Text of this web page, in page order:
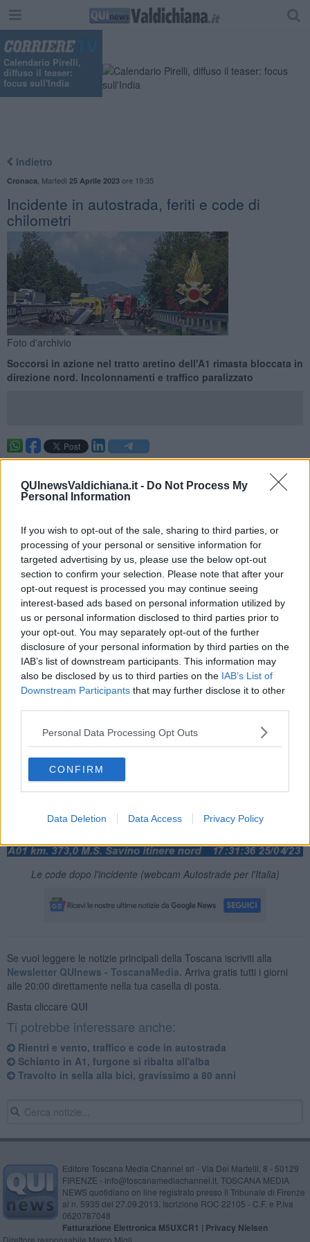
QUInewsValdichiana.it - Do Not Process My
Personal Information
If you wish to opt-out of the sale, sharing to third parties, or
processing of your personal or sensitive information for
targeted advertising by us, please use the below opt-out
section to confirm your selection. Please note that after your
opt-out request is processed you may continue seeing
interest-based ads based on personal information utilized by
us or personal information disclosed to third parties prior to
your opt-out. You may separately opt-out of the further
disclosure of your personal information by third parties on the
IAB’s list of downstream participants. This information may
also be disclosed by us to third parties on the IAB’s List of
Downstream Participants that may further disclose it to other
Personal Data Processing Opt Outs
CONFIRM
Data Deletion Data Access Privacy Policy
Calendario Pirelli,
diffuso il teaser:
focus sull'India
Indietro
Cronaca Martedì 25 Aprile 2023ore 19:35
Incidente in autostrada, feriti e code di
chilometri
Foto d'archivio
Soccorsi in azione nel tratto aretino dell'A1 rimasta bloccata in
direzione nord. Incolonnamenti e traffico paralizzato
MONTE SAN SAVINO —Feriti e code fino a 6 chilometri nel
pomeriggio sull'autostrada A1 per un incidente fra tre automobili
avvenuto poco prima delle 17 in direzione nord tra tra Valdichiana e
Quattro i feriti: tre (due donne di 44 e di 69 anni e un uomo di 76
anni) sono stati indirizzati all'ospedale della Fratta in codice verde,
mentre un uomo di 42 anni in codice giallo è stato trasportato al
San Donato di Arezzo.
Sul posto, all'altezza del chilometro 371, si sono riversati i
soccorritori e la polizia stradale. Per l'emergenza urgenza sanitaria
sono intervenute ambulanze della Croce Bianca di Monte San
Savino e due da Lucignano.
Le code dopo l'incidente (webcam Autostrade per l'Italia)
Se vuoi leggere le notizie principali della Toscana iscriviti alla
Newsletter QUInews - ToscanaMedia. Arriva gratis tutti i giorni
alle 20:00 direttamente nella tua casella di posta.
Basta cliccare QUI
Ti potrebbe interessare anche:
Rientri e vento, traffico e code in autostrada
Schianto in A1, furgone si ribalta all'alba
Travolto in sella alla bici, gravissimo a 80 anni
Editore Toscana Media Channel srl - Via Dei Martelli, 8 - 50129
FIRENZE - info@toscanamediachannel.it. TOSCANA MEDIA
NEWS quotidiano on line registrato presso il Tribunale di Firenze
al n. 5935 del 27.09.2013. Iscrizione ROC 22105 - C.F. e P.Iva
0620787048
Fatturazione Elettronica M5UXCR1 | Privacy Nielsen